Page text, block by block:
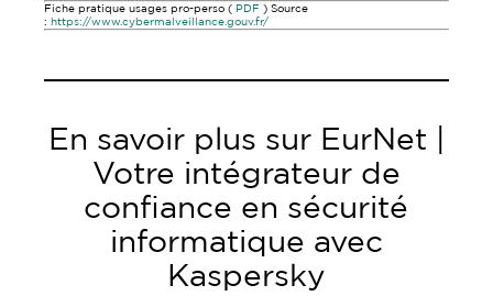
Fiche pratique usages pro-perso ( PDF ) Source
: https://www.cybermalveillance.gouv.fr/
En savoir plus sur EurNet |
Votre intégrateur de
confiance en sécurité
informatique avec
Kaspersky